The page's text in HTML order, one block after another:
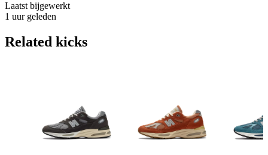
Laatst bijgewerkt
1 uur geleden
Related kicks